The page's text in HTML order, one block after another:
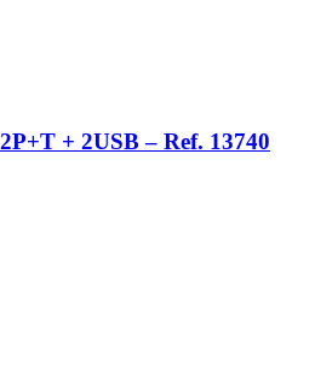
+ 2USB – Ref. 13740